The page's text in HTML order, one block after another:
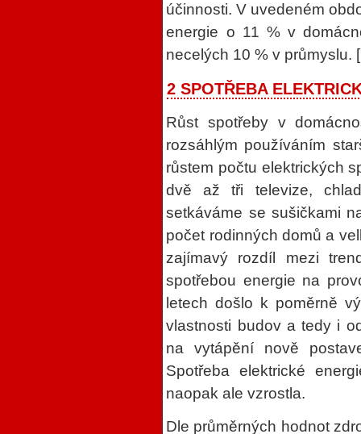
účinnosti. V uvedeném
energie o 11 % v
necelých 10 % v průmyslu.
2 SPOTŘEBA
Růst spotřeby v
rozsáhlým používáním
růstem počtu elektrických
dvě až tři televize,
setkáváme se sušičkami
počet rodinných domů a
zajímavý rozdíl mezi
spotřebou energie na
letech došlo k poměrně
vlastnosti budov a tedy i
na vytápění nově
Spotřeba elektrické
naopak ale vzrostla.
Dle průměrných hodnot